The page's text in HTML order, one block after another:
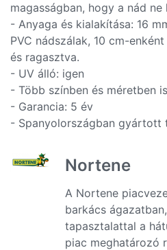
magasságban, hogy a nád
- Anyaga és kialakítása: 16
PVC nádszálak, 10 cm-
és ragasztva.
- UV álló: igen
- Több színben és méretben
- Garancia: 5 év
- Spanyolországban gyártott
Nortene
A Nortene
barkács
tapasztalattal a
piac meghatározó